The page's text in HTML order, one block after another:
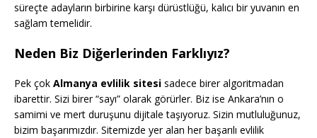
süreçte adayların birbirine karşı dürüstlüğü, kalıcı bir yuvanın en
sağlam temelidir.
Neden Biz Diğerlerinden Farklıyız?
Pek çok Almanya evlilik sitesi sadece birer algoritmadan
ibarettir. Sizi birer “sayı” olarak görürler. Biz ise Ankara’nın o
samimi ve mert duruşunu dijitale taşıyoruz. Sizin mutluluğunuz,
bizim başarımızdır. Sitemizde yer alan her başarılı evlilik